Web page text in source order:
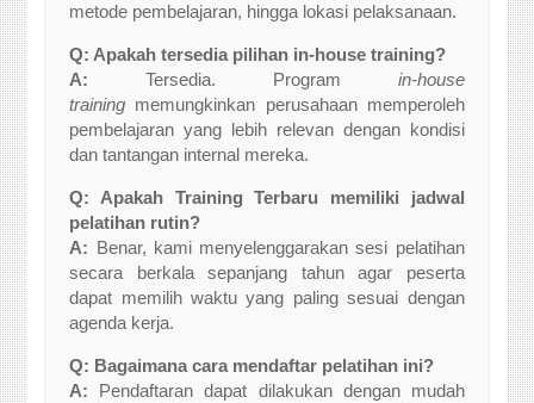
metode pembelajaran, hingga lokasi pelaksanaan.
Q: Apakah tersedia pilihan in-house training?
A: Tersedia. Program in-house
training memungkinkan perusahaan memperoleh
pembelajaran yang lebih relevan dengan kondisi
dan tantangan internal mereka.
Q: Apakah Training Terbaru memiliki jadwal
pelatihan rutin?
A: Benar, kami menyelenggarakan sesi pelatihan
secara berkala sepanjang tahun agar peserta
dapat memilih waktu yang paling sesuai dengan
agenda kerja.
Q: Bagaimana cara mendaftar pelatihan ini?
A: Pendaftaran dapat dilakukan dengan mudah